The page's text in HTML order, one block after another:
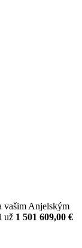
vašim Anjelským
už 1 501 609,00 €